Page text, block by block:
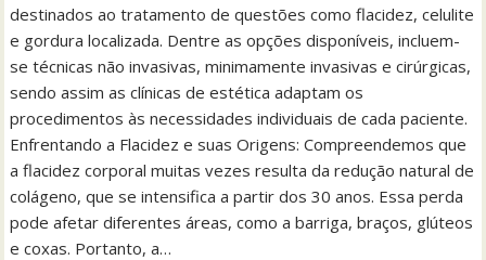
destinados ao tratamento de questões como flacidez, celulite
e gordura localizada. Dentre as opções disponíveis, incluem-
se técnicas não invasivas, minimamente invasivas e cirúrgicas,
sendo assim as clínicas de estética adaptam os
procedimentos às necessidades individuais de cada paciente.
Enfrentando a Flacidez e suas Origens: Compreendemos que
a flacidez corporal muitas vezes resulta da redução natural de
colágeno, que se intensifica a partir dos 30 anos. Essa perda
pode afetar diferentes áreas, como a barriga, braços, glúteos
e coxas. Portanto, a…